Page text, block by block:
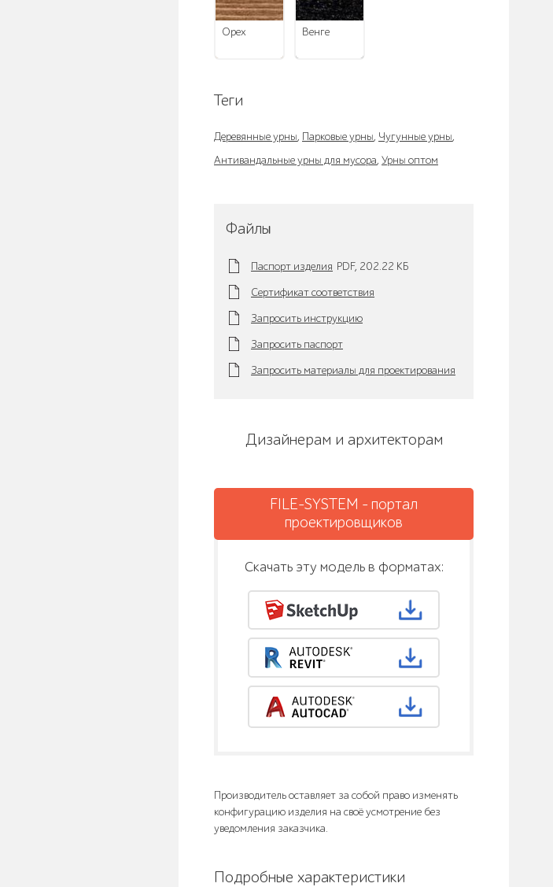
орех венге
Теги
Деревянные урны, Парковые урны, Чугунные урны,
Антивандальные урны для мусора, Урны оптом
Файлы
Паспорт изделия PDF, 202.22 KБ
Сертификат соответствия
Запросить инструкцию
Запросить паспорт
Запросить материалы для проектирования
Дизайнерам и архитекторам
FILE-SYSTEM - портал
проектировщиков
Скачать эту модель в форматах:
Производитель оставляет за собой право изменять
конфигурацию изделия на своё усмотрение без
уведомления заказчика.
Подробные характеристики